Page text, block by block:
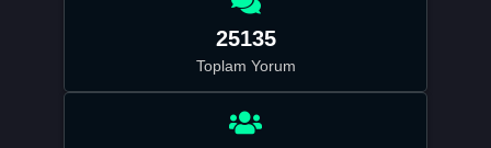
25135
Toplam Yorum